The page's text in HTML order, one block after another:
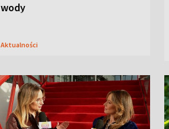
wody
Aktualności